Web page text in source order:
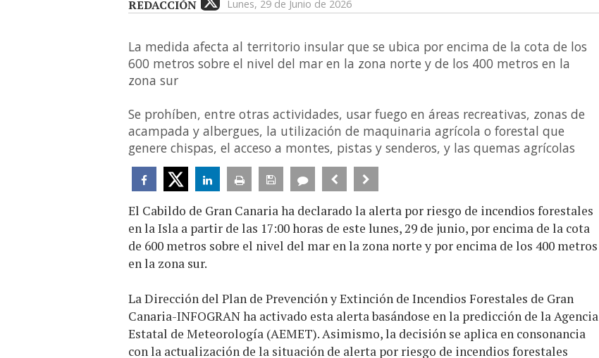
REDACCIÓN Lunes, 29 de Junio de 2026
La medida afecta al territorio insular que se ubica por encima de la cota de los
600 metros sobre el nivel del mar en la zona norte y de los 400 metros en la
zona sur
Se prohíben, entre otras actividades, usar fuego en áreas recreativas, zonas de
acampada y albergues, la utilización de maquinaria agrícola o forestal que
genere chispas, el acceso a montes, pistas y senderos, y las quemas agrícolas
El Cabildo de Gran Canaria ha declarado la alerta por riesgo de incendios forestales
en la Isla a partir de las 17:00 horas de este lunes, 29 de junio, por encima de la cota
de 600 metros sobre el nivel del mar en la zona norte y por encima de los 400 metros
en la zona sur.
La Dirección del Plan de Prevención y Extinción de Incendios Forestales de Gran
Canaria-INFOGRAN ha activado esta alerta basándose en la predicción de la Agencia
Estatal de Meteorología (AEMET). Asimismo, la decisión se aplica en consonancia
con la actualización de la situación de alerta por riesgo de incendios forestales